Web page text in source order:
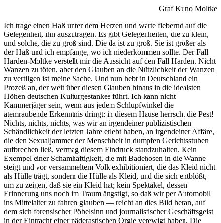
Graf Kuno Moltke
Ich trage einen Haß unter dem Herzen und warte fiebernd auf die
Gelegenheit, ihn auszutragen. Es gibt Gelegenheiten, die zu klein,
und solche, die zu groß sind. Die da ist zu groß. Sie ist größer als
der Haß und ich empfange, wo ich niederkommen sollte. Der Fall
Harden-Moltke verstellt mir die Aussicht auf den Fall Harden. Nicht
Wanzen zu töten, aber den Glauben an die Nützlichkeit der Wanzen
zu vertilgen ist meine Sache. Und nun hebt in Deutschland ein
Prozeß an, der weit über diesen Glauben hinaus in die idealsten
Höhen deutschen Kulturgestankes führt. Ich kann nicht
Kammerjäger sein, wenn aus jedem Schlupfwinkel die
atemraubende Erkenntnis dringt: in diesem Hause herrscht die Pest!
Nichts, nichts, nichts, was wir an irgendeiner publizistischen
Schändlichkeit der letzten Jahre erlebt haben, an irgendeiner Affäre,
die den Sexualjammer der Menschheit in dumpfen Gerichtsstuben
aufbrechen ließ, vermag diesem Eindruck standzuhalten. Kein
Exempel einer Schamhaftigkeit, die mit Badehosen in die Wanne
steigt und vor versammeltem Volk exhibitioniert, die das Kleid nicht
als Hülle trägt, sondern die Hülle als Kleid, und die sich entblößt,
um zu zeigen, daß sie ein Kleid hat; kein Spektakel, dessen
Erinnerung uns noch im Traum ängstigt, so daß wir per Automobil
ins Mittelalter zu fahren glauben — reicht an dies Bild heran, auf
dem sich forensischer Pöbelsinn und journalistischer Geschäftsgeist
in der Eintracht einer päderastischen Orgie verewigt haben. Die